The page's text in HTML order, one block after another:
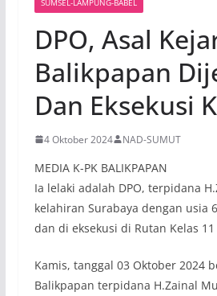
SUMSEL-LAMPUNG-BABEL
DPO, Asal
Balikpapan
Dan Eksekusi
4 Oktober 2024 NAD-SUMUT
MEDIA K-PK BALIKPAPAN
Ia lelaki adalah DPO, terpidana
kelahiran Surabaya dengan usia
dan di eksekusi di Rutan Kelas
Kamis, tanggal 03 Oktober 2024
Balikpapan terpidana H.Zainal